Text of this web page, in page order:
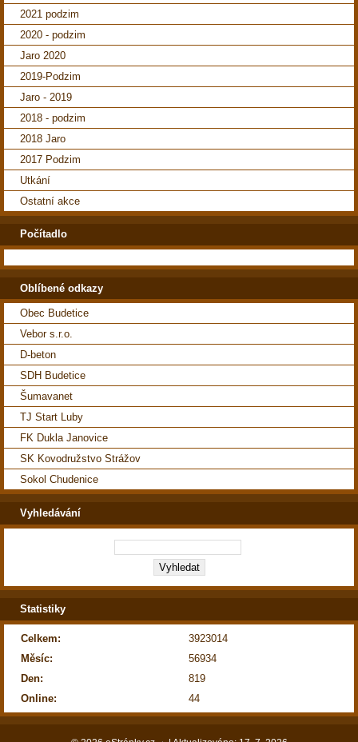
2021 podzim
2020 - podzim
Jaro 2020
2019-Podzim
Jaro - 2019
2018 - podzim
2018 Jaro
2017 Podzim
Utkání
Ostatní akce
Počítadlo
Oblíbené odkazy
Obec Budetice
Vebor s.r.o.
D-beton
SDH Budetice
Šumavanet
TJ Start Luby
FK Dukla Janovice
SK Kovodružstvo Strážov
Sokol Chudenice
Vyhledávání
Statistiky
Online: 44
Celkem:
3923014
Měsíc:
56934
Den:
819